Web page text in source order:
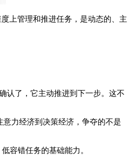
上管理和推进任务，是动态的、主
认了，它主动推进到下一步。这不
力经济到决策经济，争夺的不是
容错任务的基础能力。